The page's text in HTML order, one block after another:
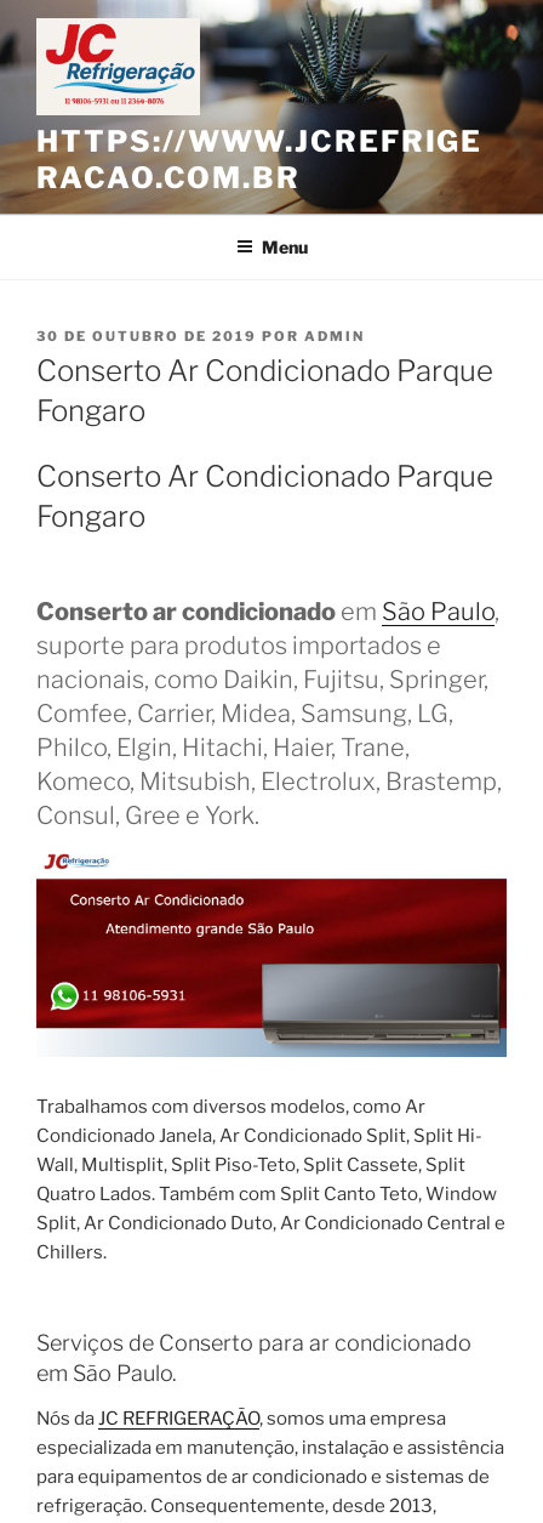
Pular
para
o
conteúdo
HTTPS://WWW.JCREFRIGE
RACAO.COM.BR
Menu
PUBLICADO
EM
30 DE OUTUBRO DE 2019 POR ADMIN
Conserto Ar Condicionado Parque
Fongaro
Conserto Ar Condicionado Parque
Fongaro
Conserto ar condicionado em São Paulo,
suporte para produtos importados e
nacionais, como Daikin, Fujitsu, Springer,
Comfee, Carrier, Midea, Samsung, LG,
Philco, Elgin, Hitachi, Haier, Trane,
Komeco, Mitsubish, Electrolux, Brastemp,
Consul, Gree e York.
Trabalhamos com diversos modelos, como Ar
Condicionado Janela, Ar Condicionado Split, Split Hi-
Wall, Multisplit, Split Piso-Teto, Split Cassete, Split
Quatro Lados. Também com Split Canto Teto, Window
Split, Ar Condicionado Duto, Ar Condicionado Central e
Chillers.
Serviços de Conserto para ar condicionado
em São Paulo.
Nós daJC REFRIGERAÇÃO, somos uma empresa
especializada em manutenção, instalação e assistência
para equipamentos de ar condicionado e sistemas de
refrigeração. Consequentemente, desde 2013,